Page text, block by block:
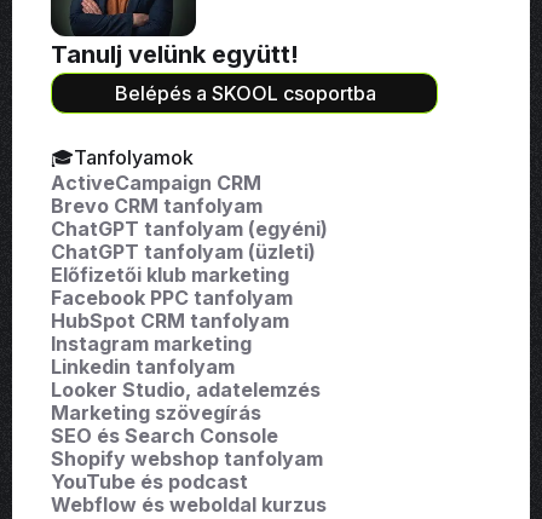
Tanulj velünk együtt!
Belépés a SKOOL csoportba
🎓Tanfolyamok
ActiveCampaign CRM
Brevo CRM tanfolyam
ChatGPT tanfolyam (egyéni)
ChatGPT tanfolyam (üzleti)
Előfizetői klub marketing
Facebook PPC tanfolyam
HubSpot CRM tanfolyam
Instagram marketing
Linkedin tanfolyam
Looker Studio, adatelemzés
Marketing szövegírás
SEO és Search Console
Shopify webshop tanfolyam
YouTube és podcast
Webflow és weboldal kurzus